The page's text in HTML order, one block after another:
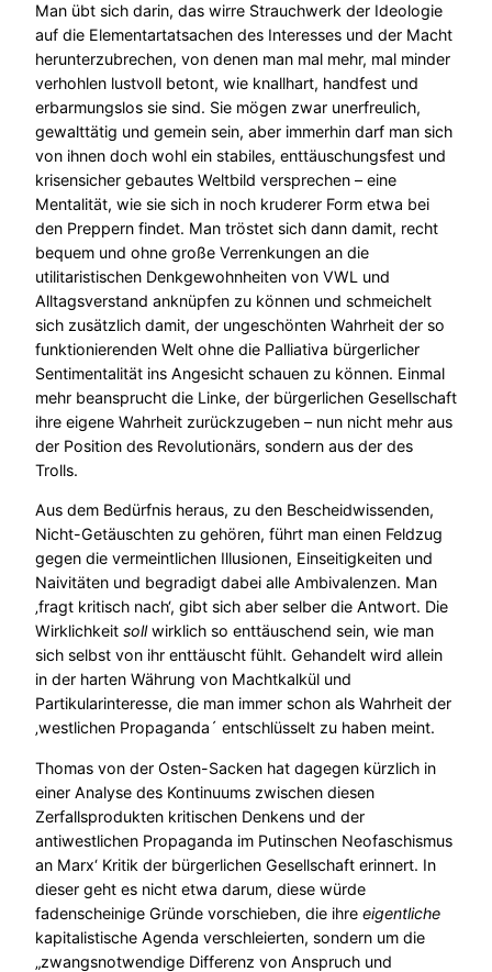
Man übt sich darin, das wirre Strauchwerk der Ideologie
auf die Elementartatsachen des Interesses und der Macht
herunterzubrechen, von denen man mal mehr, mal minder
verhohlen lustvoll betont, wie knallhart, handfest und
erbarmungslos sie sind. Sie mögen zwar unerfreulich,
gewalttätig und gemein sein, aber immerhin darf man sich
von ihnen doch wohl ein stabiles, enttäuschungsfest und
krisensicher gebautes Weltbild versprechen – eine
Mentalität, wie sie sich in noch kruderer Form etwa bei
den Preppern findet. Man tröstet sich dann damit, recht
bequem und ohne große Verrenkungen an die
utilitaristischen Denkgewohnheiten von VWL und
Alltagsverstand anknüpfen zu können und schmeichelt
sich zusätzlich damit, der ungeschönten Wahrheit der so
funktionierenden Welt ohne die Palliativa bürgerlicher
Sentimentalität ins Angesicht schauen zu können. Einmal
mehr beansprucht die Linke, der bürgerlichen Gesellschaft
ihre eigene Wahrheit zurückzugeben – nun nicht mehr aus
der Position des Revolutionärs, sondern aus der des
Trolls.
Aus dem Bedürfnis heraus, zu den Bescheidwissenden,
Nicht-Getäuschten zu gehören, führt man einen Feldzug
gegen die vermeintlichen Illusionen, Einseitigkeiten und
Naivitäten und begradigt dabei alle Ambivalenzen. Man
‚fragt kritisch nach‘, gibt sich aber selber die Antwort. Die
Wirklichkeit sollwirklich so enttäuschend sein, wie man
sich selbst von ihr enttäuscht fühlt. Gehandelt wird allein
in der harten Währung von Machtkalkül und
Partikularinteresse, die man immer schon als Wahrheit der
‚westlichen Propaganda´ entschlüsselt zu haben meint.
Thomas von der Osten-Sacken hat dagegen kürzlich in
einer Analyse des Kontinuums zwischen diesen
Zerfallsprodukten kritischen Denkens und der
antiwestlichen Propaganda im Putinschen Neofaschismus
an Marx‘ Kritik der bürgerlichen Gesellschaft erinnert. In
dieser geht es nicht etwa darum, diese würde
fadenscheinige Gründe vorschieben, die ihre eigentliche
kapitalistische Agenda verschleierten, sondern um die
„zwangsnotwendige Differenz von Anspruch und